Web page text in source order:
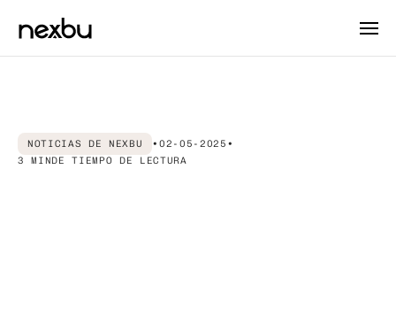
NOTICIAS DE NEXBU • 02-05-2025 •
3 MINDE TIEMPO DE LECTURA